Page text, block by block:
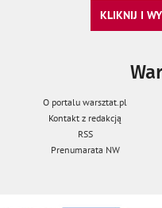
KLIKNIJ I
O portalu warsztat.pl
Kontakt z redakcją
RSS
Prenumarata NW